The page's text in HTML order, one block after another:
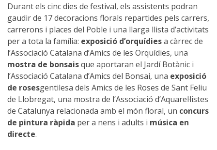
Durant els cinc dies de festival, els assistents podran
gaudir de 17 decoracions florals repartides pels carrers,
carrerons i places del Poble i una llarga llista d’activitats
per a tota la família: exposició d’orquídiesa càrrec de
l’Associació Catalana d’Amics de les Orquídies, una
mostra de bonsaisque aportaran el Jardí Botànic i
l’Associació Catalana d’Amics del Bonsai, una exposició
de rosesgentilesa dels Amics de les Roses de Sant Feliu
de Llobregat, una mostra de l’Associació d’Aquarel·listes
de Catalunya relacionada amb el món floral, un concurs
de pintura ràpida per a nens i adults i música en
directe.